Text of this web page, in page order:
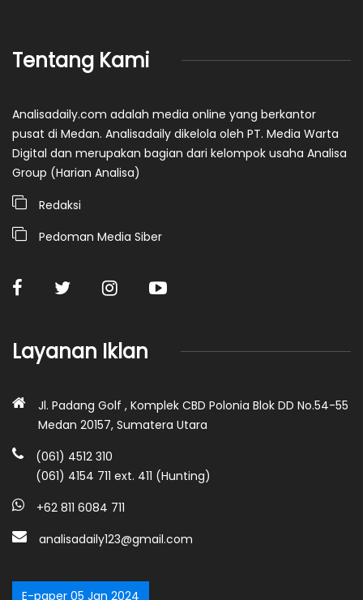
Tentang Kami
Analisadaily.com adalah media online yang berkantor
pusat di Medan. Analisadaily dikelola oleh PT. Media Warta
Digital dan merupakan bagian dari kelompok usaha Analisa
Group (Harian Analisa)
Redaksi
Pedoman Media Siber
Layanan Iklan
Jl. Padang Golf , Komplek CBD Polonia Blok DD No.54-55
Medan 20157, Sumatera Utara
(061) 4512 310
(061) 4154 711 ext. 411 (Hunting)
+62 811 6084 711
analisadaily123@gmail.com
E-paper 05 Jan 2024